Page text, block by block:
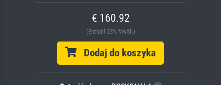
€ 160.92
(Enthält 23% MwSt.)
Dodaj do koszyka